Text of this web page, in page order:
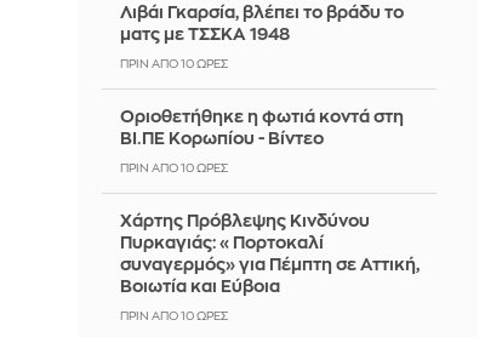
Λιβάι Γκαρσία, βλέπει το βράδυ το
ματς με ΤΣΣΚΑ 1948
ΠΡΙΝ ΑΠΌ 10 ΏΡΕΣ
Οριοθετήθηκε η φωτιά κοντά στη
ΒΙ.ΠΕ Κορωπίου - Βίντεο
ΠΡΙΝ ΑΠΌ 10 ΏΡΕΣ
Χάρτης Πρόβλεψης Κινδύνου
Πυρκαγιάς: «Πορτοκαλί
συναγερμός» για Πέμπτη σε Αττική,
Βοιωτία και Εύβοια
ΠΡΙΝ ΑΠΌ 10 ΏΡΕΣ